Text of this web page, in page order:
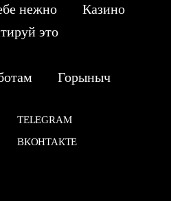
нежно
Казино
это
Горыныч
TELEGRAM
ВКОНТАКТЕ